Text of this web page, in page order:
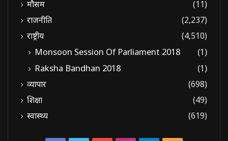
मौसम
(11)
राजनीति
(2,237)
राष्ट्रीय
(4,510)
Monsoon Session Of Parliament 2018
(1)
Raksha Bandhan 2018
(1)
व्यापार
(698)
शिक्षा
(49)
स्वास्थ्य
(619)